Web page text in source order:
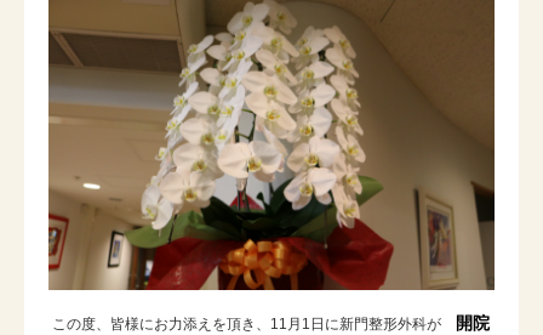
この度、皆様にお力添えを頂き、11月1日に新門整形外科が
開院